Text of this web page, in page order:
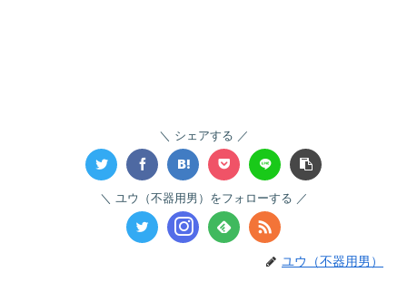
シェアする
ユウ（不器用男）をフォローする
ユウ（不器用男）